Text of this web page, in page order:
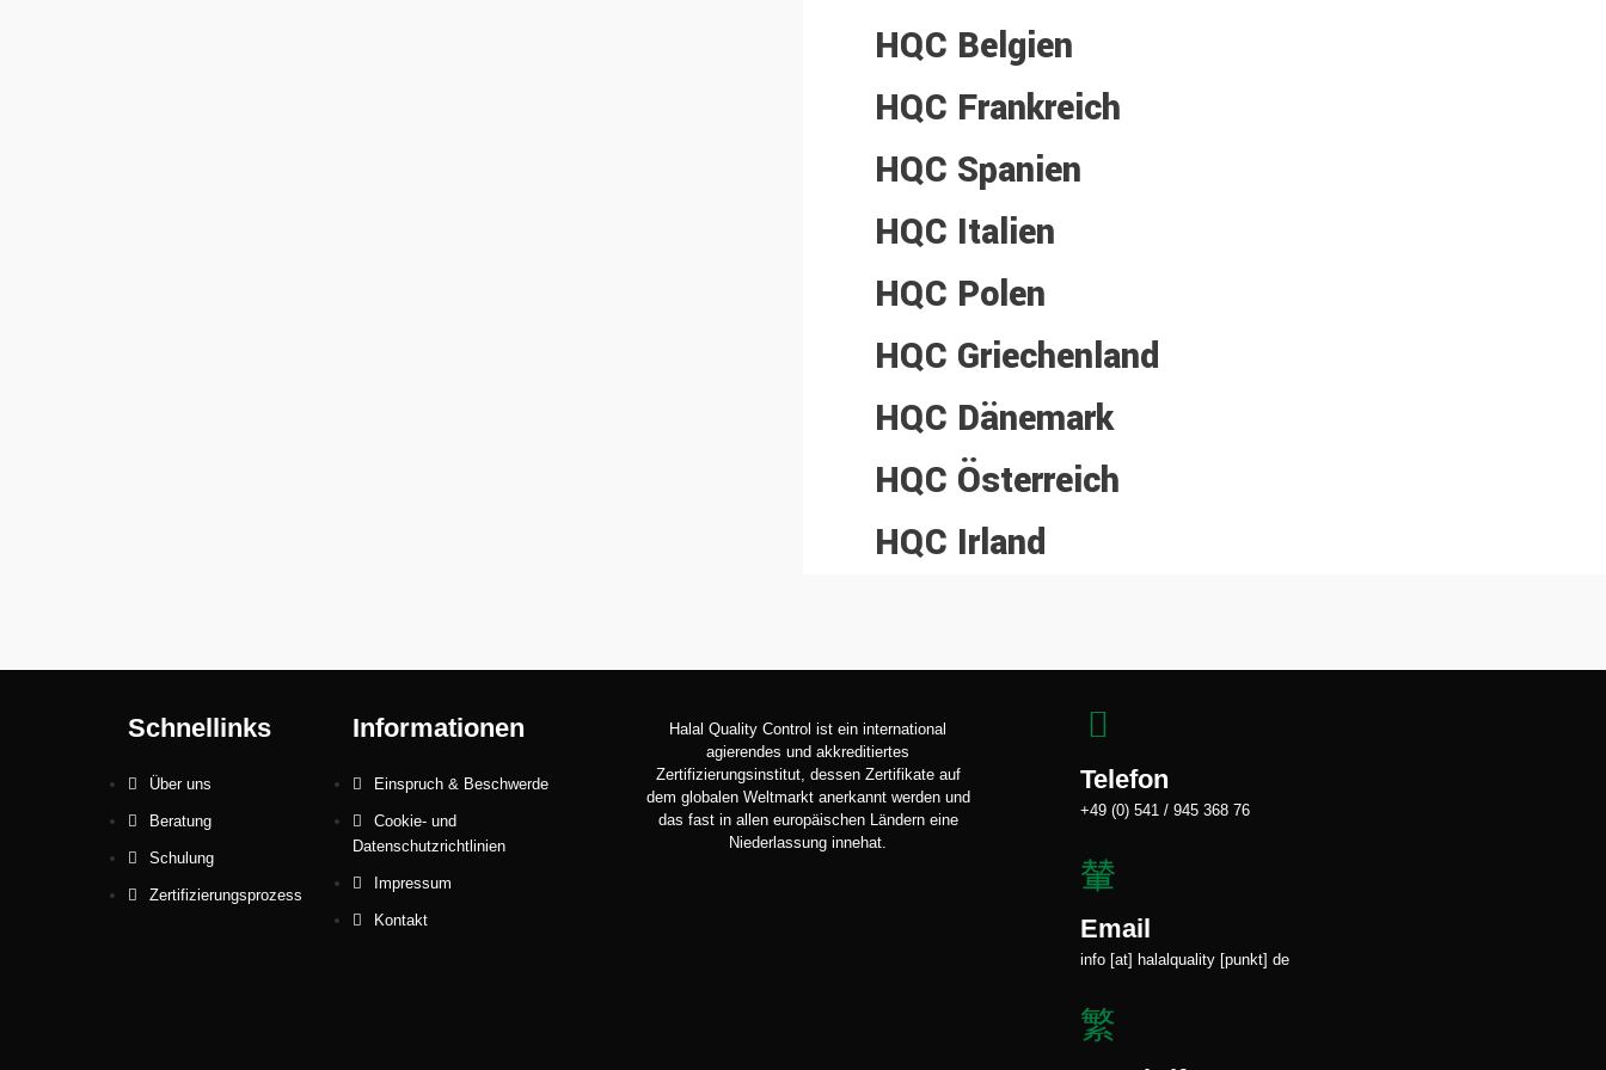
HQC Belgien
HQC Frankreich
HQC Spanien
HQC Italien
HQC Polen
HQC Griechenland
HQC Dänemark
HQC Österreich
HQC Irland
Schnellinks
Über uns
Beratung
Schulung
Zertifizierungsprozess
Informationen
Einspruch & Beschwerde
Cookie- und
Datenschutzrichtlinien
Impressum
Kontakt
Halal Quality Control ist ein international
agierendes und akkreditiertes
Zertifizierungsinstitut, dessen Zertifikate auf
dem globalen Weltmarkt anerkannt werden und
das fast in allen europäischen Ländern eine
Niederlassung innehat.
Telefon
+49 (0) 541 / 945 368 76
Email
info [at] halalquality [punkt] de